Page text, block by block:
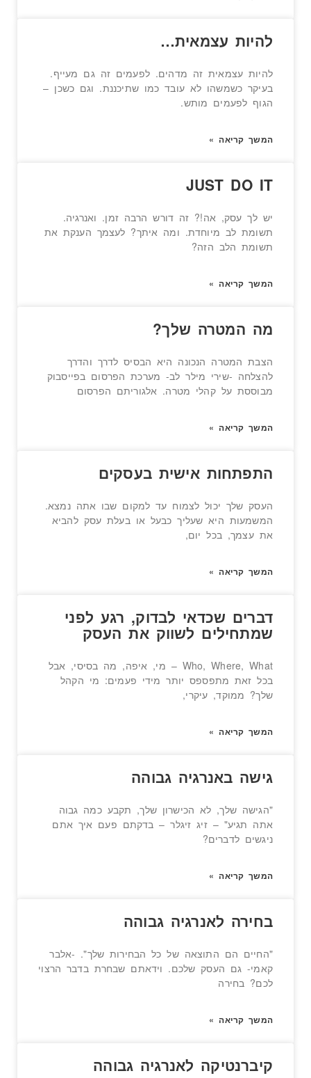
להיות עצמאית…
להיות עצמאית זה מדהים. לפעמים זה גם מעייף.
בעיקר כשמשהו לא עובד כמו שתיכננת. וגם כשכן –
הגוף לפעמים מותש.
המשך קריאה »
JUST DO IT
יש לך עסק, אה!? זה דורש הרבה זמן. ואנרגיה.
תשומת לב מיוחדת. ומה איתך? לעצמך הענקת את
תשומת הלב הזה?
המשך קריאה »
מה המטרה שלך?
הצבת המטרה הנכונה היא הבסיס לדרך והדרך
להצלחה -שירי מילר לב- מערכת הפרסום בפייסבוק
מבוססת על קהלי מטרה. אלגוריתם הפרסום
המשך קריאה »
התפתחות אישית בעסקים
העסק שלך יכול לצמוח עד למקום שבו אתה נמצא.
המשמעות היא שעליך כבעל או בעלת עסק להביא
את עצמך, בכל יום,
המשך קריאה »
דברים שכדאי לבדוק, רגע לפני
שמתחילים לשווק את העסק
Who, Where, What – מי, איפה, מה בסיסי, אבל
בכל זאת מתפספס יותר מידי פעמים: מי הקהל
שלך? ממוקד, עיקרי,
המשך קריאה »
גישה באנרגיה גבוהה
"הגישה שלך, לא הכישרון שלך, תקבע כמה גבוה
אתה תגיע" – זיג זיגלר – בדקתם פעם איך אתם
ניגשים לדברים?
המשך קריאה »
בחירה לאנרגיה גבוהה
"החיים הם התוצאה של כל הבחירות שלך". -אלבר
קאמי- גם העסק שלכם. וידאתם שבחרת בדבר הרצוי
לכם? בחירה
המשך קריאה »
קיברנטיקה לאנרגיה גבוהה